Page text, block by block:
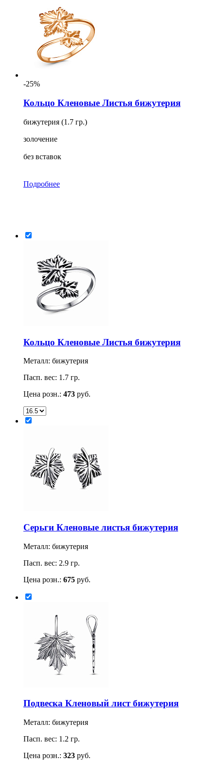
-25%
Кольцо Кленовые Листья бижутерия
бижутерия (1.7 гр.)
золочение
без вставок
Подробнее
Кольцо Кленовые Листья бижутерия
Металл: бижутерия
Пасп. вес: 1.7 гр.
Цена розн.: 473 руб.
Серьги Кленовые листья бижутерия
Металл: бижутерия
Пасп. вес: 2.9 гр.
Цена розн.: 675 руб.
Подвеска Кленовый лист бижутерия
Металл: бижутерия
Пасп. вес: 1.2 гр.
Цена розн.: 323 руб.